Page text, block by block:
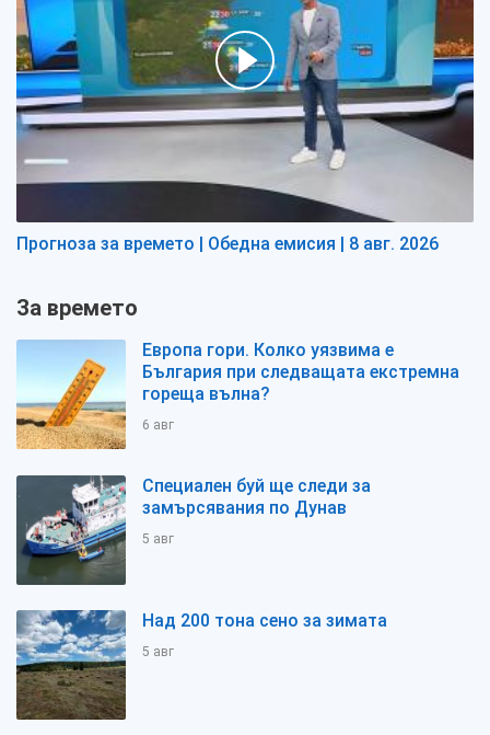
Прогноза за времето | Обедна емисия | 8 авг. 2026
За времето
Европа гори. Колко уязвима е
България при следващата екстремна
гореща вълна?
6 авг
Специален буй ще следи за
замърсявания по Дунав
5 авг
Над 200 тона сено за зимата
5 авг